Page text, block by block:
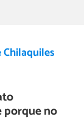
Chilaquiles
porque no